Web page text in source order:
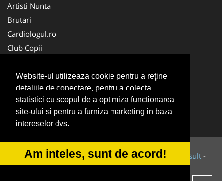
Website-ul utilizeaza cookie pentru a reţine
detaliile de conectare, pentru a colecta
statistici cu scopul de a optimiza functionarea
site-ului si pentru a furniza marketing in baza
intereselor dvs.
Am inteles, sunt de acord!
Artisti Nunta
Brutari
Cardiologul.ro
Club Copii
Ambalaje Romania
Cabinet-Individual.ro
CentruInchirieri.ro
Cursuri Romania
© 2014-2026 Powered byVilonMedia&Tokaido Consult -
ANPC SOL